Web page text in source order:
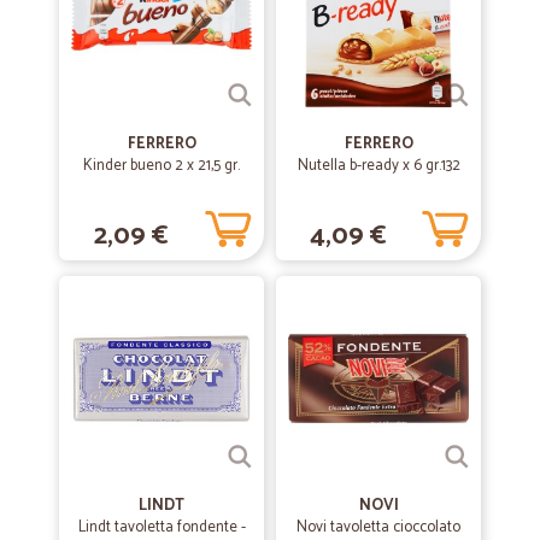
ottime offerte e sorpreso per la celerità della consegna "poco più di
24 ore"
— Pietro R.
Prima esperienza positivissima
ottime condizioni, imballaggio perfetto.
Super
Tutto perfetto!!!
02/09/2019
Alessandro G.
Velocità e precidione: che volere di più?
FERRERO
Kinder bueno 2 x 21,5 gr.
2,09 €
FERRERO
Nutella b-ready x 6 gr.132
4,09 €
LINDT
Lindt tavoletta fondente -
NOVI
Novi tavoletta cioccolato